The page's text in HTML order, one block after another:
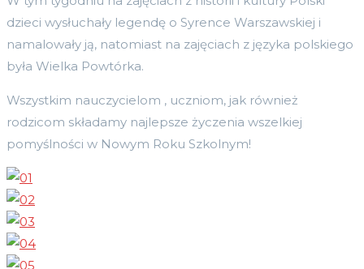
dzieci wysłuchały legendę o Syrence Warszawskiej i
namalowały ją, natomiast na zajęciach z języka polskiego
była Wielka Powtórka.
Wszystkim nauczycielom , uczniom, jak również
rodzicom składamy najlepsze życzenia wszelkiej
pomyślności w Nowym Roku Szkolnym!